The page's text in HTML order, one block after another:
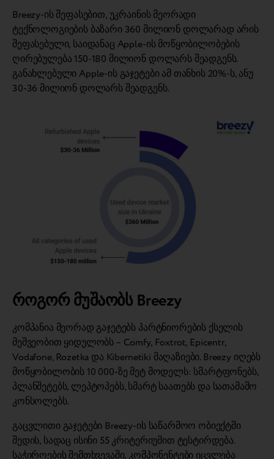
Breezy-ის შეფასებით, უკრაინის მეორადი
ტექნოლოგიების ბაზარი 360 მილიონ დოლარად არის
შეფასებული, საიდანაც Apple-ის მოწყობილობების
ღირებულება 150-180 მილიონ დოლარს შეადგენს.
განახლებული Apple-ის გაჯეტები ამ თანხის 20%-ს, ანუ
30-36 მილიონ დოლარს შეადგენს.
როგორ მუშაობს Breezy
კომპანია მეორად გაჯეტებს პარტნიორების ქსელის
მეშვეობით ყიდულობს – Comfy, Foxtrot, Epicentr,
Vodafone, Rozetka და Kibernetiki მაღაზიები. Breezy იღებს
მოწყობილობის 10 000-ზე მეტ მოდელს: სმარტფონებს,
პლანშეტებს, ლეპტოპებს, სმარტ საათებს და სათამაშო
კონსოლებს.
გაცვლითი გაჯეტები Breezy-ის საწარმოო ობიექტში
შედის, სადაც ისინი 55 კრიტერიუმით ტესტირდება.
საჭიროების შემთხვევაში, კომპონენტები იცვლება